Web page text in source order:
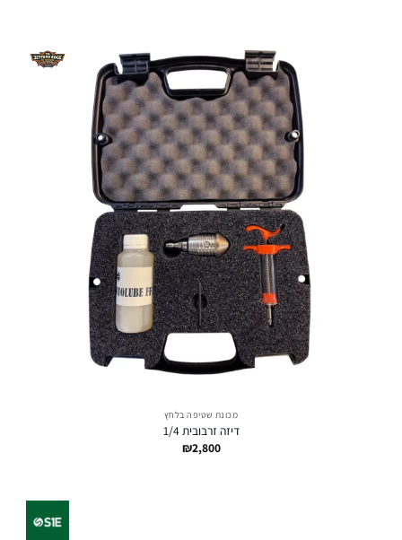
מכונת שטיפה בלחץ
דיזה זרבובית 1/4
₪2,800